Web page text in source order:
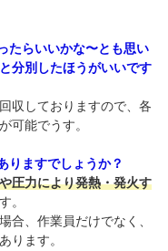
たらいいかな〜とも思い
分別したほうがいいです
収しておりますので、各
可能でうす。
りますでしょうか？
圧力により発熱・発火す
。
合、作業員だけでなく、
ります。